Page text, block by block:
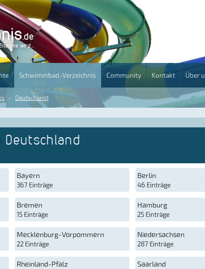
Schwimmbad-Verzeichnis Community Kontakt Über
Deutschland
Bayern
367 Einträge
Berlin
46 Einträge
Bremen
15 Einträge
Hamburg
25 Einträge
Mecklenburg-Vorpommern
22 Einträge
Niedersachsen
287 Einträge
Rheinland-Pfalz Saarland